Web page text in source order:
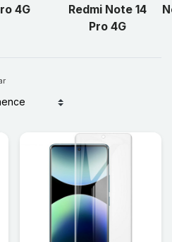
4G
Redmi Note 14
Pro 4G